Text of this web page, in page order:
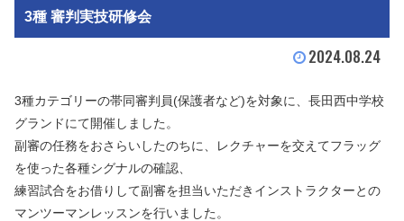
3種 審判実技研修会
2024.08.24
3種カテゴリーの帯同審判員(保護者など)を対象に、⻑⽥⻄中学校
グランドにて開催しました。
副審の任務をおさらいしたのちに、レクチャーを交えてフラッグ
を使った各種シグナルの確認、
練習試合をお借りして副審を担当いただきインストラクターとの
マンツーマンレッスンを⾏いました。